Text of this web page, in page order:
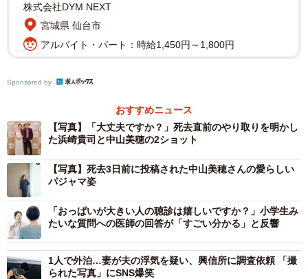
2019年、中山美穂さんとNHKホールで「幸せであるよう
に」を歌った時の写真を公開し、「とっても素敵な美穂ち
ゃん。本当にありがとう」「言葉にならない気持ちが胸に
株式会社DYM NEXT
宮城県 仙台市
アルバイト・パート：時給1,450円～1,800円
Sponsored by
おすすめニュース
【写真】「大丈夫ですか？」死去直前のやり取りを明かし
た浜崎貴司と中山美穂の2ショット
【写真】死去3日前に投稿された中山美穂さんの愛らしい
パジャマ姿
「おっぱいが大きい人の聴診は嬉しいですか？」小学生み
たいな質問への医師の回答が「すごい分かる」と反響
1人で外泊…妻が夫の浮気を疑い、興信所に調査依頼 「撮
られた写真」にSNS爆笑